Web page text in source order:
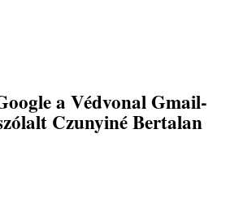
a Védvonal Gmail-
Czunyiné Bertalan